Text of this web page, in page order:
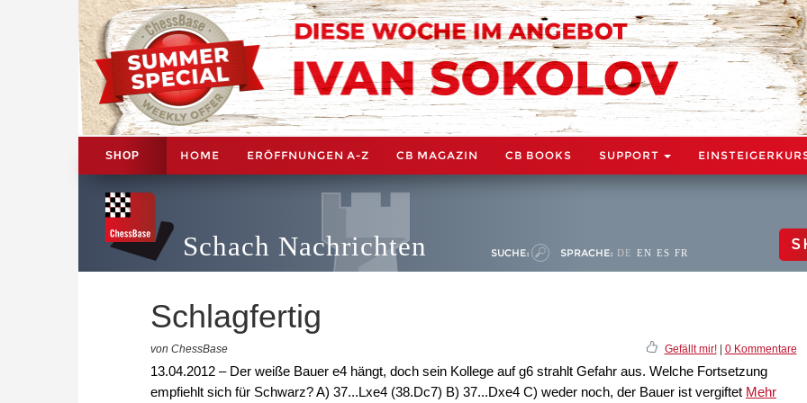
SHOP HOME ERÖFFNUNGEN A-Z CB MAGAZIN CB BOOKS SUPPORT
Schach Nachrichten SUCHE: SPRACHE: DE EN ES FR
Schlagfertig
von ChessBase Gefällt mir!| 0 Kommentare
13.04.2012 – Der weiße Bauer e4 hängt, doch sein Kollege auf g6 strahlt Gefahr aus. Welche Fortsetzung
empfiehlt sich für Schwarz? A) 37...Lxe4 (38.Dc7) B) 37...Dxe4 C) weder noch, der Bauer ist vergiftet Mehr